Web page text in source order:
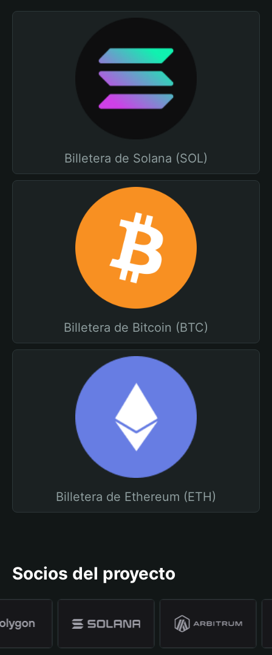
Billetera de Solana (SOL)
Billetera de Bitcoin (BTC)
Billetera de Ethereum (ETH)
Socios del proyecto